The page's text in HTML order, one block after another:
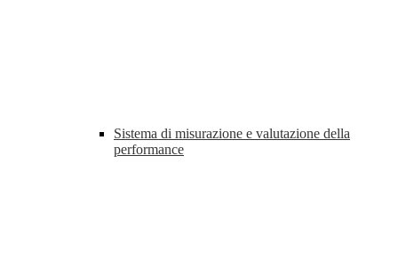
Sistema di misurazione e valutazione della
performance